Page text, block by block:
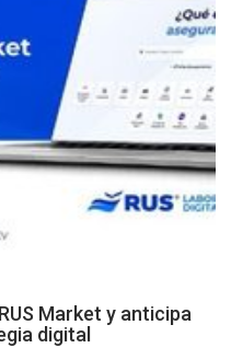
Market y anticipa
digital